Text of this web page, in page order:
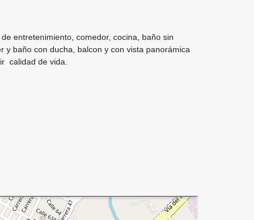
entretenimiento, comedor, cocina, baño sin
baño con ducha, balcon y con vista panorámica
calidad de vida.